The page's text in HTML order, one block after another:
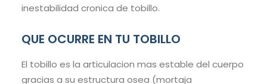
inestabilidad cronica de tobillo.
QUE OCURRE EN TU TOBILLO
El tobillo es la articulacion mas estable del cuerpo
gracias a su estructura osea (mortaja